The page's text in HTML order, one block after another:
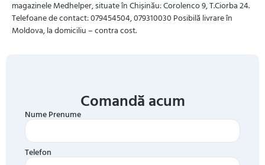
magazinele Medhelper, situate în Chișinău: Corolenco 9, T.Ciorba 24.
Telefoane de contact: 079454504, 079310030 Posibilă livrare în
Moldova, la domiciliu – contra cost.
Comandă acum
Nume Prenume
Telefon